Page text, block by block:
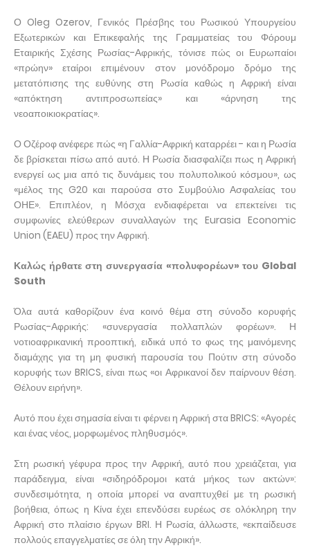
Ο Oleg Ozerov, Γενικός Πρέσβης του Ρωσικού Υπουργείου
Εξωτερικών και Επικεφαλής της Γραμματείας του Φόρουμ
Εταιρικής Σχέσης Ρωσίας-Αφρικής, τόνισε πώς οι Ευρωπαίοι
«πρώην» εταίροι επιμένουν στον μονόδρομο δρόμο της
μετατόπισης της ευθύνης στη Ρωσία καθώς η Αφρική είναι
«απόκτηση αντιπροσωπείας» και «άρνηση της
νεοαποικιοκρατίας».
Ο Οζέροφ ανέφερε πώς «η Γαλλία-Αφρική καταρρέει - και η Ρωσία
δε βρίσκεται πίσω από αυτό. Η Ρωσία διασφαλίζει πως η Αφρική
ενεργεί ως μια από τις δυνάμεις του πολυπολικού κόσμου», ως
«μέλος της G20 και παρούσα στο Συμβούλιο Ασφαλείας του
ΟΗΕ». Επιπλέον, η Μόσχα ενδιαφέρεται να επεκτείνει τις
συμφωνίες ελεύθερων συναλλαγών της Eurasia Economic
Union (EAEU) προς την Αφρική.
Καλώς ήρθατε στη συνεργασία «πολυφορέων» του Global
South
Όλα αυτά καθορίζουν ένα κοινό θέμα στη σύνοδο κορυφής
Ρωσίας-Αφρικής: «συνεργασία πολλαπλών φορέων». Η
νοτιοαφρικανική προοπτική, ειδικά υπό το φως της μαινόμενης
διαμάχης για τη μη φυσική παρουσία του Πούτιν στη σύνοδο
κορυφής των BRICS, είναι πως «οι Αφρικανοί δεν παίρνουν θέση.
Θέλουν ειρήνη».
Αυτό που έχει σημασία είναι τι φέρνει η Αφρική στα BRICS: «Αγορές
και ένας νέος, μορφωμένος πληθυσμός».
Στη ρωσική γέφυρα προς την Αφρική, αυτό που χρειάζεται, για
παράδειγμα, είναι «σιδηρόδρομοι κατά μήκος των ακτών»:
συνδεσιμότητα, η οποία μπορεί να αναπτυχθεί με τη ρωσική
βοήθεια, όπως η Κίνα έχει επενδύσει ευρέως σε ολόκληρη την
Αφρική στο πλαίσιο έργων BRI. Η Ρωσία, άλλωστε, «εκπαίδευσε
πολλούς επαγγελματίες σε όλη την Αφρική».